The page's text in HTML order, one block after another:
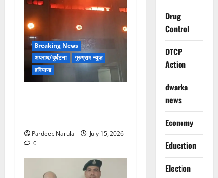
Breaking News
अपराध/दुर्घटना
गुरुग्राम न्यूज़
हरियाणा
Pardeep Narula
July 15, 2026
0
Drug
Control
DTCP
Action
dwarka
news
Economy
Education
Election